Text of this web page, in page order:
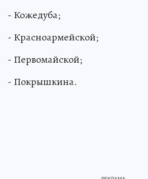
- Кожедуба;
- Красноармейской;
- Первомайской;
- Покрышкина.